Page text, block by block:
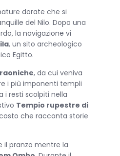
dorate che si
del Nilo. Dopo una
la navigazione vi
, un sito archeologico
Egitto.
, da cui veniva
i più imponenti templi
i resti scolpiti nella
Tempio rupestre di
che racconta storie
il pranzo mentre la